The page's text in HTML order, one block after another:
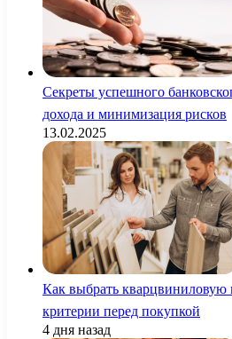
Секреты успешного
дохода и минимизация рисков
13.02.2025
Как выбрать кварцвиниловую
критерии перед покупкой
4 дня назад